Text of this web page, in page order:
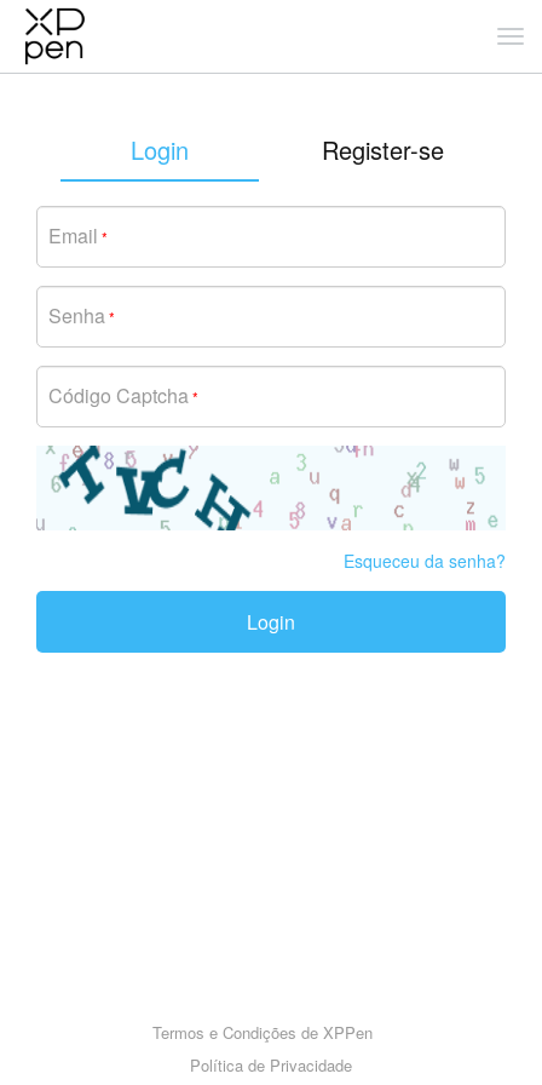
Login Register-se
Email *
Senha*
Código Captcha*
Esqueceu da senha?
Login
Termos e Condições de XPPen
Política de Privacidade